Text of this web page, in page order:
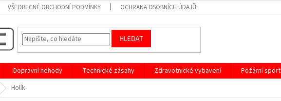
VŠEOBECNÉ OBCHODNÍ PODMÍNKY OCHRANA OSOBNÍCH ÚDAJŮ
HLEDAT
Dopravní nehody Technické zásahy Zdravotnické vybavení Požární sport
Holík